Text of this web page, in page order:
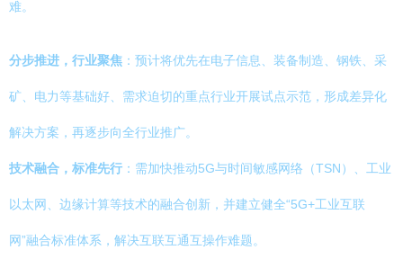
难。
分步推进，行业聚焦 ：预计将优先在电子信息、装备制造、钢铁、采
矿、电力等基础好、需求迫切的重点行业开展试点示范，形成差异化
解决方案，再逐步向全行业推广。
技术融合，标准先行 ：需加快推动5G与时间敏感网络（TSN）、工业
以太网、边缘计算等技术的融合创新，并建立健全“5G+工业互联
网”融合标准体系，解决互联互通互操作难题。